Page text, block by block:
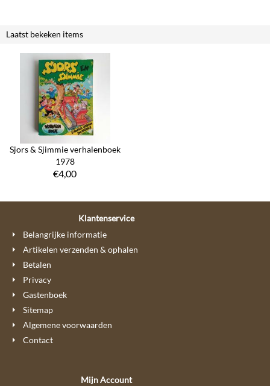
Laatst bekeken items
Sjors & Sjimmie verhalenboek
1978
€4,00
Klantenservice
Belangrijke informatie
Artikelen verzenden & ophalen
Betalen
Privacy
Gastenboek
Sitemap
Algemene voorwaarden
Contact
Mijn Account